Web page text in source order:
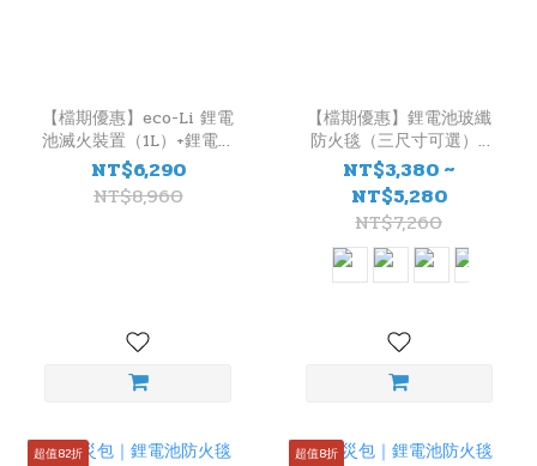
【檔期優惠】eco-Li 鋰電
池滅火裝置（1L）+鋰電池
防火毯（150x100cm）
NT$6,290
NT$8,960
【檔期優惠】鋰電池玻纖
防火毯（三尺寸可選）+
中性強化液滅火器（1L任
選，臺灣製造）
NT$3,380 ~
NT$5,280
NT$7,260
超值82折 超值8折